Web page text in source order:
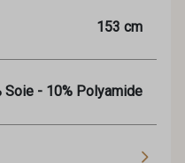
153 cm
Soie - 10% Polyamide